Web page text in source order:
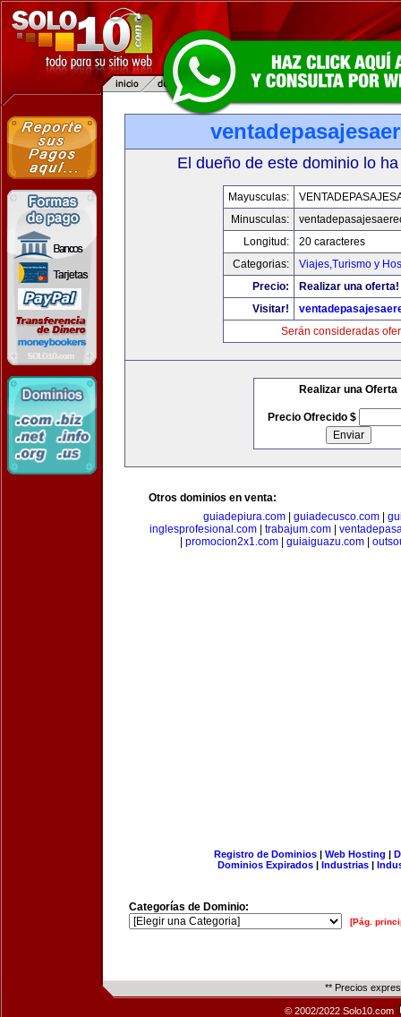
El dueño de este dominio lo
Mayusculas:
Minusculas:
Longitud:
20 caracteres
Categorias:
Viajes,Turismo y
Precio:
Realizar una oferta!
Visitar!
Serán consideradas
Realizar una Oferta
Precio Ofrecido $
Otros dominios en venta:
guiadepiura.com| guiadecusco.com|
inglesprofesional.com| trabajum.com|
promocion2x1.com guiaiguazu.com
Registro de Dominios| Web Hosting |
Dominios Expirados | Industrias |
Categorías de Dominio:
[Pág.
** Precios
© 2002/2022 Solo10.com